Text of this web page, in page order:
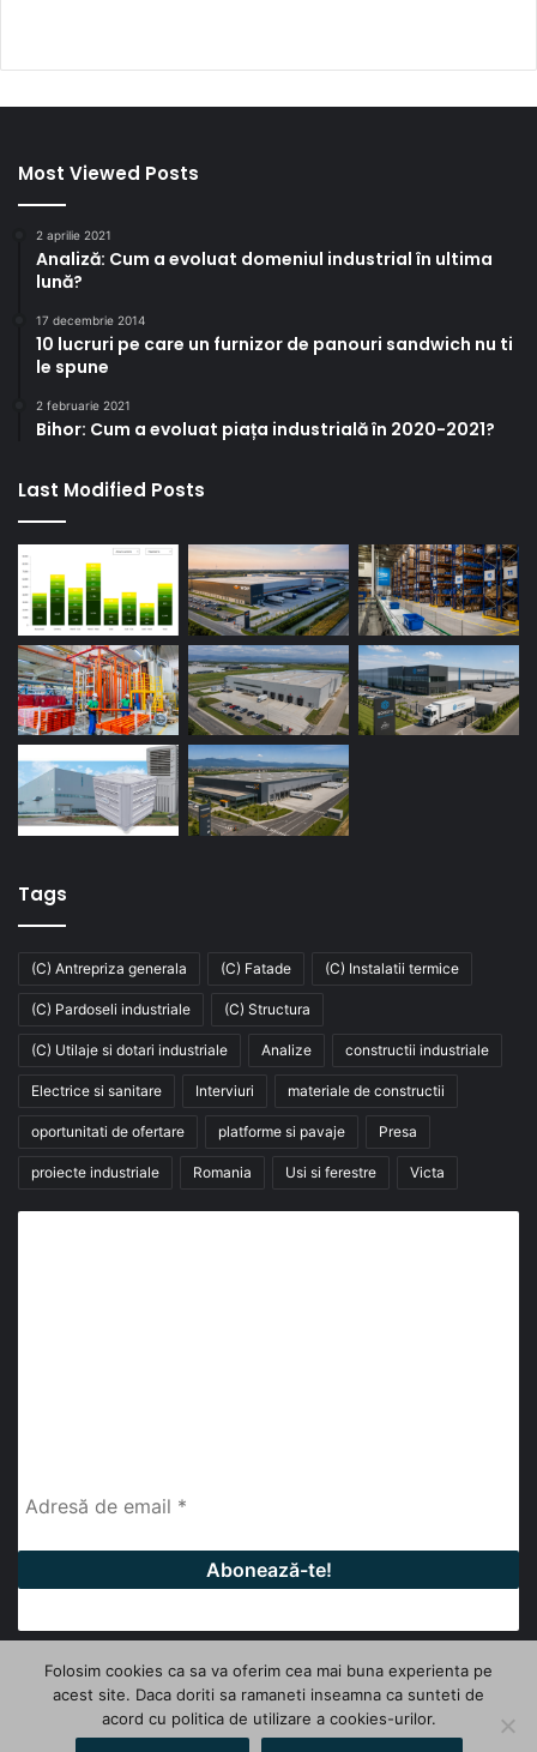
Most Viewed Posts
2 aprilie 2021
Analiză: Cum a evoluat domeniul industrial în ultima
lună?
17 decembrie 2014
10 lucruri pe care un furnizor de panouri sandwich nu ti
le spune
2 februarie 2021
Bihor: Cum a evoluat piața industrială în 2020-2021?
Last Modified Posts
Tags
(C) Antrepriza generala (C) Fatade (C) Instalatii termice
(C) Pardoseli industriale (C) Structura
(C) Utilaje si dotari industriale Analize constructii industriale
Electrice si sanitare Interviuri materiale de constructii
oportunitati de ofertare platforme si pavaje Presa
proiecte industriale Romania Usi si ferestre Victa
© Copyright 2026, All Rights Reserved | InfoHale
Folosim cookies ca sa va oferim cea mai buna experienta pe
acest site. Daca doriti sa ramaneti inseamna ca sunteti de
acord cu politica de utilizare a cookies-urilor.